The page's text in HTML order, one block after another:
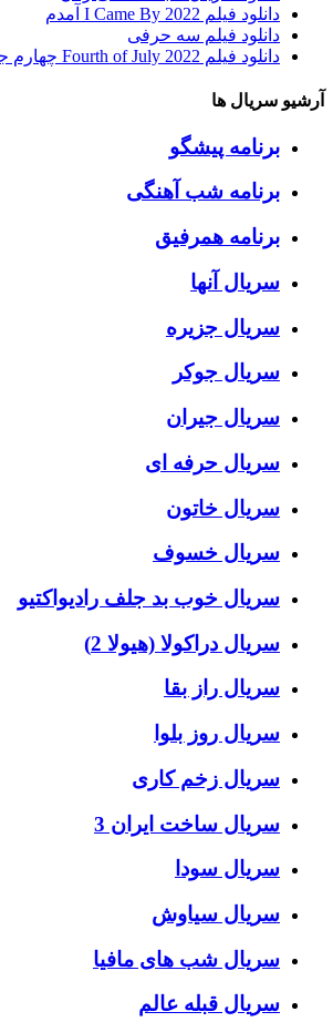
دانلود فیلم I Came By 2022 آمدم
دانلود فیلم سه حرفی
دانلود فیلم Fourth of July 2022 چهارم جولای
آرشیو سریال ها
برنامه پیشگو
برنامه شب آهنگی
برنامه همرفیق
سریال آنها
سریال جزیره
سریال جوکر
سریال جیران
سریال حرفه ای
سریال خاتون
سریال خسوف
سریال خوب بد جلف رادیواکتیو
سریال دراکولا (هیولا 2)
سریال راز بقا
سریال روز بلوا
سریال زخم کاری
سریال ساخت ایران 3
سریال سودا
سریال سیاوش
سریال شب های مافیا
سریال قبله عالم